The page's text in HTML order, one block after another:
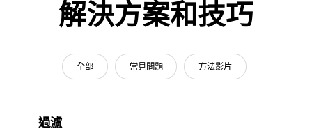
解決方案和技巧
全部 常見問題 方法影片
過濾